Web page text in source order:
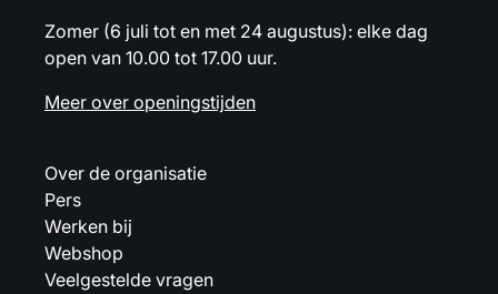
Zomer (6 juli tot en met 24 augustus): elke dag
open van 10.00 tot 17.00 uur.
Meer over openingstijden
Over de organisatie
Pers
Werken bij
Webshop
Veelgestelde vragen